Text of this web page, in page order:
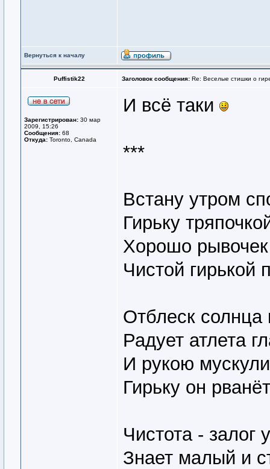
Вернуться к началу
Puffistik22 Заголовок сообщения: Re: Веселые стишки о
Зарегистрирован: 30 мар
2009, 15:26
Сообщения: 68
Откуда: Toronto, Canada
И всё таки
***
Встану утром
Гирьку
Хорошо
Чистой гирькой
Отблеск солнца
Радует атлета
И рукою
Гирьку он
Чистота - залог
Знает малый и